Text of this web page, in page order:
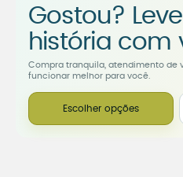
Gostou?
história com
Compra tranquila, atendimento de
funcionar melhor para você.
Escolher opções